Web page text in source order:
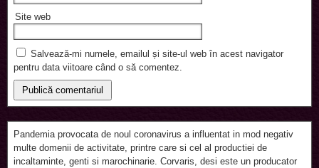
Site web
Salvează-mi numele, emailul și site-ul web în acest navigator
pentru data viitoare când o să comentez.
Pandemia provocata de noul coronavirus a influentat in mod negativ
multe domenii de activitate, printre care si cel al productiei de
incaltaminte, genti si marochinarie. Corvaris, desi este un producator